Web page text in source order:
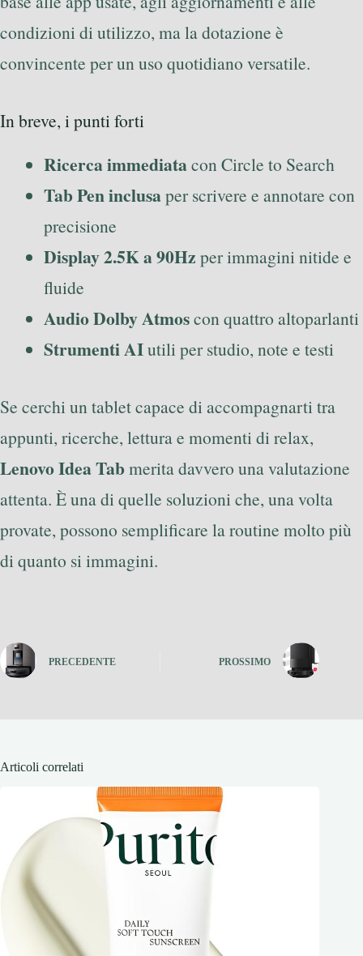
condizioni di utilizzo, ma la dotazione è
convincente per un uso quotidiano versatile.
In breve, i punti forti
Ricerca immediatacon Circle to Search
Tab Pen inclusaper scrivere e annotare con
precisione
Display 2.5K a 90Hz per immagini nitide e
fluide
Audio Dolby Atmoscon quattro altoparlanti
Strumenti AIutili per studio, note e testi
Se cerchi un tablet capace di accompagnarti tra
appunti, ricerche, lettura e momenti di relax,
Lenovo Idea Tabmerita davvero una valutazione
attenta. È una di quelle soluzioni che, una volta
provate, possono semplificare la routine molto più
di quanto si immagini.
PRECEDENTE PROSSIMO
Articoli correlati